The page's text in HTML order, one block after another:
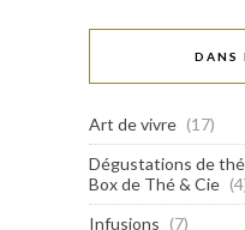
DANS
Art de vivre (17)
Dégustations de thé
Box de Thé & Cie
Infusions (7)